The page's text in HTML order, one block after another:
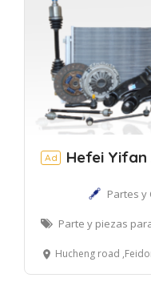
Ad Hefei Yifan
Partes y
Parte y piezas
Hucheng road ,Feidong Economic Development